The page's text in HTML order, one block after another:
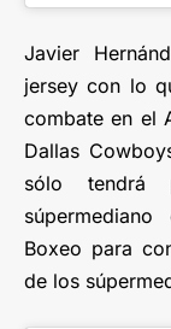
Javier
jersey con lo
combate en el
Dallas
sólo tendrá
Boxeo para
de los